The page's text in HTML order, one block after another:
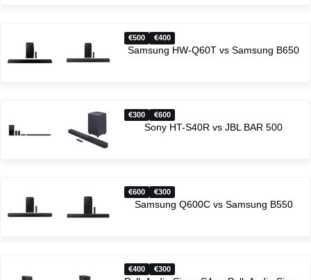
500 400
Samsung HW-Q60T vs Samsung B650
300 600
Sony HT-S40R vs JBL BAR 500
600 300
Samsung Q600C vs Samsung B550
400 300